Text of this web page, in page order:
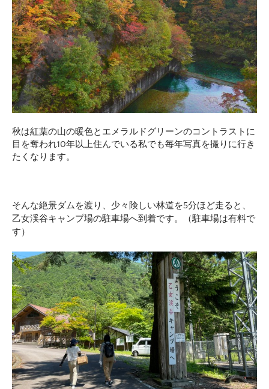
秋は紅葉の山の暖色とエメラルドグリーンのコントラストに
目を奪われ10年以上住んでいる私でも毎年写真を撮りに行き
たくなります。
そんな絶景ダムを渡り、少々険しい林道を5分ほど走ると、
乙女渓谷キャンプ場の駐車場へ到着です。（駐車場は有料で
す）